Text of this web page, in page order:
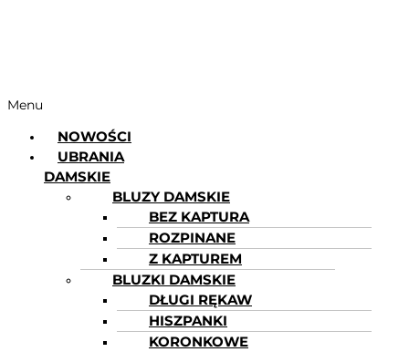
Menu
NOWOŚCI
UBRANIA
DAMSKIE
BLUZY DAMSKIE
BEZ KAPTURA
ROZPINANE
Z KAPTUREM
BLUZKI DAMSKIE
DŁUGI RĘKAW
HISZPANKI
KORONKOWE